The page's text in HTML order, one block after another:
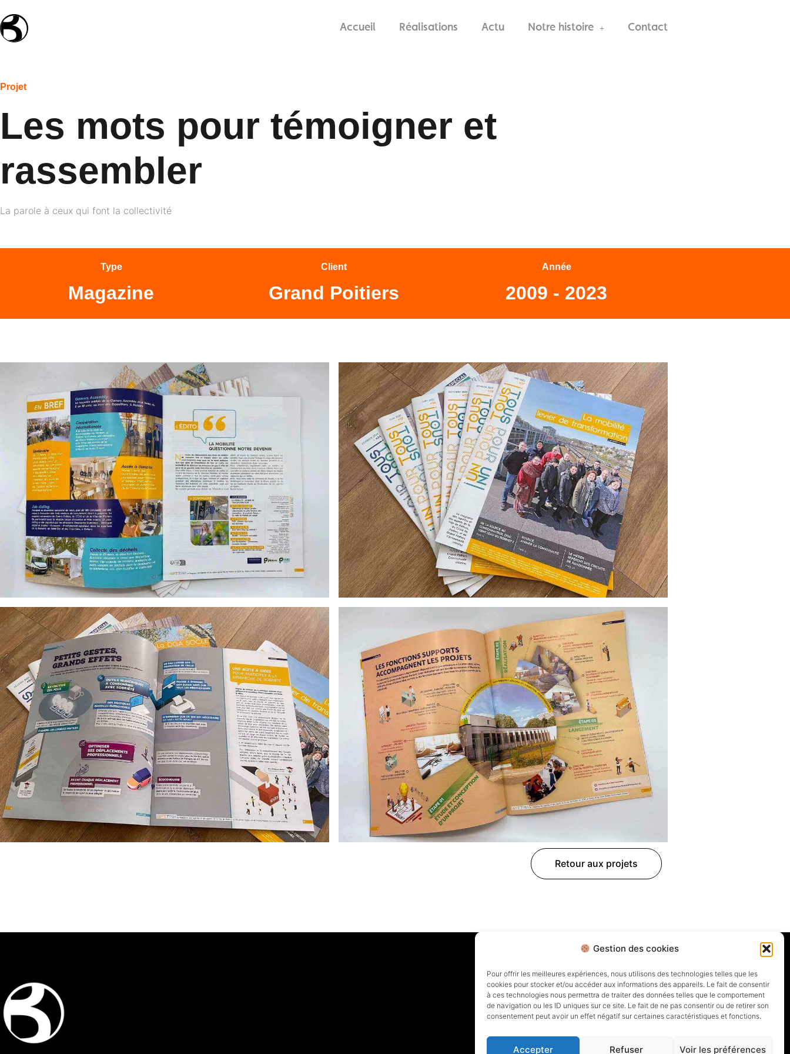
Gestion des cookies
Pour offrir les meilleures expériences, nous utilisons des technologies telles que les
cookies pour stocker et/ou accéder aux informations des appareils. Le fait de consentir
à ces technologies nous permettra de traiter des données telles que le comportement
de navigation ou les ID uniques sur ce site. Le fait de ne pas consentir ou de retirer son
consentement peut avoir un effet négatif sur certaines caractéristiques et fonctions.
Accepter Refuser Voir les préférences
Accueil Réalisations Actu Notre histoire Contact
Projet
Les mots pour témoigner et
rassembler
La parole à ceux qui font la collectivité
Type
Magazine
Client
Grand Poitiers
Année
2009 - 2023
Retour aux projets